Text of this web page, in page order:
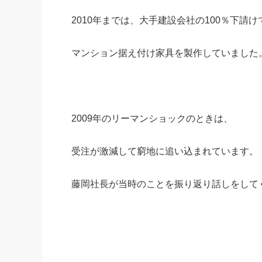
2010年までは、大手建設会社の100％下請け
マンション据え付け家具を製作していました
2009年のリーマンショックのときは、
受注が激減して窮地に追い込まれています。
藤岡社長が当時のことを振り返り話しをして